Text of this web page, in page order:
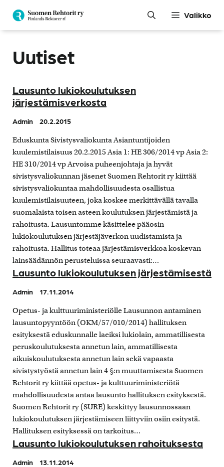
sisältöön
Valikko
Uutiset
Lausunto lukiokoulutuksen
järjestämisverkosta
Admin 20.2.2015
Eduskunta Sivistysvaliokunta Asiantuntijoiden
kuulemistilaisuus 20.2.2015 Asia 1: HE 306/2014 vp Asia 2:
HE 310/2014 vp Arvoisa puheenjohtaja ja hyvät
sivistysvaliokunnan jäsenet Suomen Rehtorit ry kiittää
sivistysvaliokuntaa mahdollisuudesta osallistua
kuulemistilaisuuteen, joka koskee merkittävällä tavalla
suomalaista toisen asteen koulutuksen järjestämistä ja
rahoitusta. Lausuntomme käsittelee pääosin
lukiokoulutuksen järjestäjäverkon uudistamista ja
rahoitusta. Hallitus toteaa järjestämisverkkoa koskevan
lainsäädännön perusteluissa seuraavasti:…
Lausunto lukiokoulutuksen järjestämisestä
Admin 17.11.2014
Opetus- ja kulttuuriministeriölle Lausunnon antaminen
lausuntopyyntöön (OKM/57/010/2014) hallituksen
esityksestä eduskunnalle laeiksi lukiolain, ammatillisesta
peruskoulutuksesta annetun lain, ammatillisesta
aikuiskoulutuksesta annetun lain sekä vapaasta
sivistystyöstä annetun lain 4 §:n muuttamisesta Suomen
Rehtorit ry kiittää opetus- ja kulttuuriministeriötä
mahdollisuudesta antaa lausunto hallituksen esityksestä.
Suomen Rehtorit ry (SURE) keskittyy lausunnossaan
lukiokoulutuksen järjestämiseen liittyviin osiin esitystä.
Hallituksen esityksessä on tarkoitus…
Lausunto lukiokoulutuksen rahoituksesta
Admin 13.11.2014